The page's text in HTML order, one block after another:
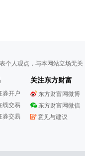
个人观点，与本网站立场无
券开户
线交易
券交易
关注东方财富
东方财富网微博
东方财富网微信
意见与建议